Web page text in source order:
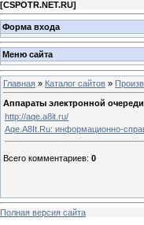
[CSPOTR.NET.RU]
Форма входа
Меню сайта
Главная » Каталог сайтов »
Аппараты электронной
http://aqe.a8it.ru/
Aqe.A8It.Ru: информационно-
Всего комментариев: 0
Полная версия сайта